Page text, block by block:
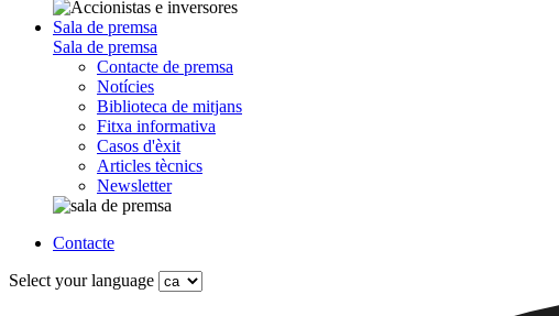
Sala de premsa
Sala de premsa
Contacte de premsa
Notícies
Biblioteca de mitjans
Fitxa informativa
Casos d'èxit
Articles tècnics
Newsletter
Contacte
Select your language